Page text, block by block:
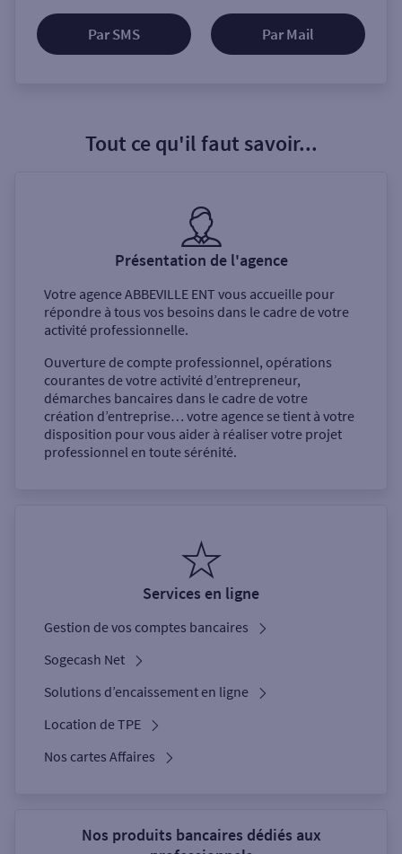
Par SMS Par Mail
Tout ce qu'il faut savoir...
Présentation de l'agence
Votre agenceABBEVILLE ENT vous accueille pour
répondre à tous vos besoins dans le cadre de votre
activité professionnelle.
Ouverture de compte professionnel, opérations
courantes de votre activité d’entrepreneur,
démarches bancaires dans le cadre de votre
création d’entreprise… votre agence se tient à votre
disposition pour vous aider à réaliser votre projet
professionnel en toute sérénité.
Services en ligne
Gestion de vos comptes bancaires
Sogecash Net
Solutions d’encaissement en ligne
Location de TPE
Nos cartes Affaires
Nos produits bancaires dédiés aux